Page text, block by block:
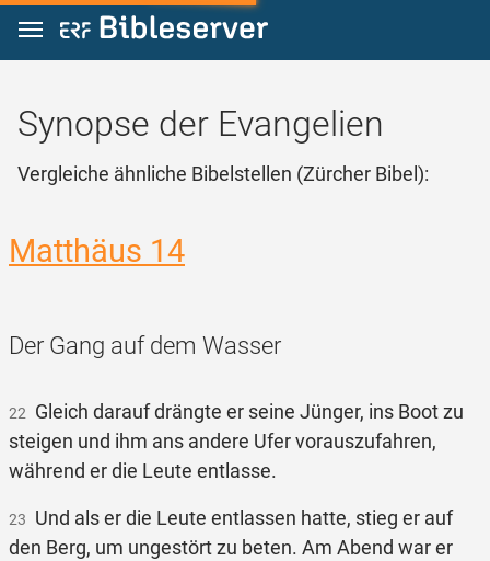
Zum Inhalt springen
Synopse der Evangelien
Vergleiche ähnliche Bibelstellen (Zürcher Bibel):
Matthäus 14
Der Gang auf dem Wasser
22 Gleich darauf drängte er seine Jünger, ins Boot zu
steigen und ihm ans andere Ufer vorauszufahren,
während er die Leute entlasse.
23 Und als er die Leute entlassen hatte, stieg er auf
den Berg, um ungestört zu beten. Am Abend war er